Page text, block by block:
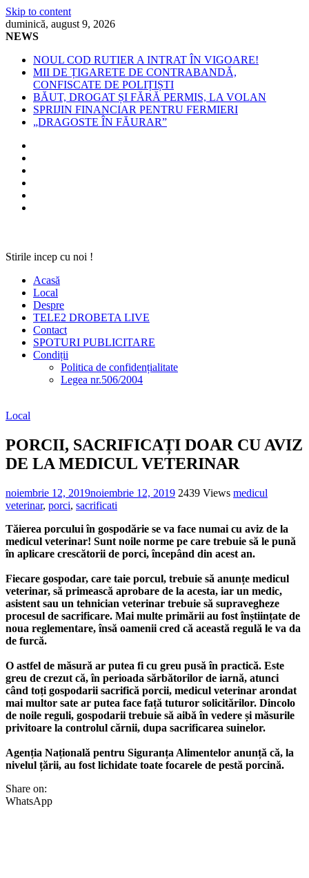
Skip to content
duminică, august 9, 2026
NEWS
NOUL COD RUTIER A INTRAT ÎN VIGOARE!
MII DE ȚIGARETE DE CONTRABANDĂ,
CONFISCATE DE POLIȚIȘTI
BĂUT, DROGAT ȘI FĂRĂ PERMIS, LA VOLAN
SPRIJIN FINANCIAR PENTRU FERMIERI
„DRAGOSTE ÎN FĂURAR”
Stirile incep cu noi !
Acasă
Local
Despre
TELE2 DROBETA LIVE
Contact
SPOTURI PUBLICITARE
Condiții
Politica de confidențialitate
Legea nr.506/2004
Local
PORCII, SACRIFICAȚI DOAR CU AVIZ
DE LA MEDICUL VETERINAR
noiembrie 12, 2019noiembrie 12, 2019 2439 Views medicul
veterinar, porci, sacrificati
Tăierea porcului în gospodărie se va face numai cu aviz de la
medicul veterinar! Sunt noile norme pe care trebuie să le pună
în aplicare crescătorii de porci, începând din acest an.
Fiecare gospodar, care taie porcul, trebuie să anunțe medicul
veterinar, să primească aprobare de la acesta, iar un medic,
asistent sau un tehnician veterinar trebuie să supravegheze
procesul de sacrificare. Mai multe primării au fost înștiințate de
noua reglementare, însă oamenii cred că această regulă le va da
de furcă.
O astfel de măsură ar putea fi cu greu pusă în practică. Este
greu de crezut că, în perioada sărbătorilor de iarnă, atunci
când toți gospodarii sacrifică porcii, medicul veterinar arondat
mai multor sate ar putea face față tuturor solicitărilor. Dincolo
de noile reguli, gospodarii trebuie să aibă în vedere și măsurile
privitoare la controlul cărnii, dupa sacrificarea suinelor.
Agenția Națională pentru Siguranța Alimentelor anunță că, la
nivelul țării, au fost lichidate toate focarele de pestă porcină.
Share on:
WhatsApp